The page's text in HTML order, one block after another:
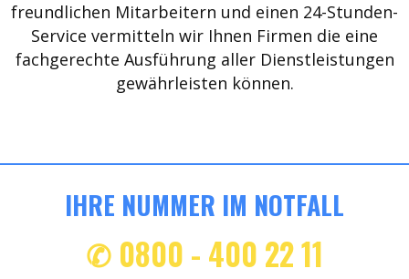
freundlichen Mitarbeitern und einen 24-Stunden-
Service vermitteln wir Ihnen Firmen die eine
fachgerechte Ausführung aller Dienstleistungen
gewährleisten können.
IHRE NUMMER IM NOTFALL
✆ 0800 - 400 22 11